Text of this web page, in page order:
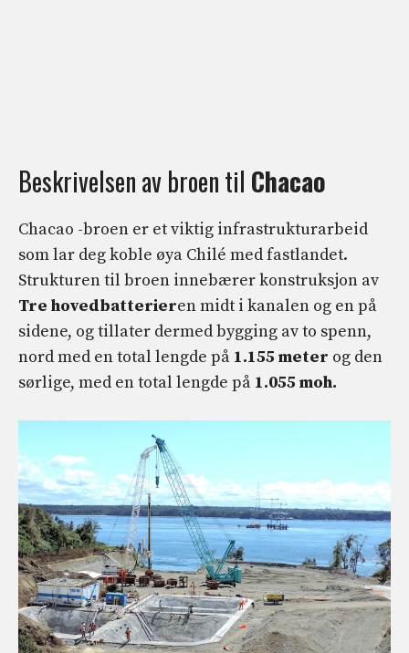
Beskrivelsen av broen til Chacao
Chacao -broen er et viktig infrastrukturarbeid
som lar deg koble øya Chilé med fastlandet.
Strukturen til broen innebærer konstruksjon av
Tre hovedbatterieren midt i kanalen og en på
sidene, og tillater dermed bygging av to spenn,
nord med en total lengde på 1.155 meter og den
sørlige, med en total lengde på 1.055 moh.